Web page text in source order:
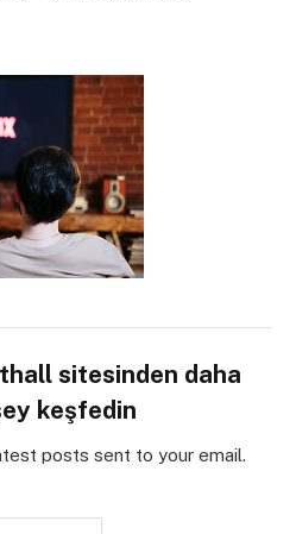
sitesinden daha
keşfedin
posts sent to your email.